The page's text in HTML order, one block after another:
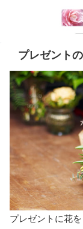
プレゼント
プレゼントに花